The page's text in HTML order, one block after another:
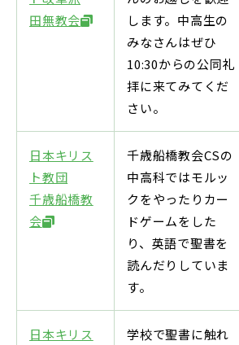
田無教会
します。中高生の
みなさんはぜひ
10:30からの公同礼
拝に来てみてくだ
さい。
日本キリス
ト教団
千歳船橋教
会
千歳船橋教会CSの
中高科ではモルッ
クをやったりカー
ドゲームをした
り、英語で聖書を
読んだりしていま
す。
日本キリス 学校で聖書に触れ